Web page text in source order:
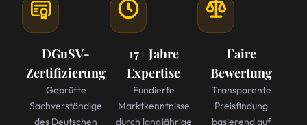
DGuSV-
Zertifizierung
Geprüfte
Sachverständige
des Deutschen
17+ Jahre
Expertise
Fundierte
Marktkenntnisse
durch langjährige
Faire
Bewertung
Transparente
Preisfindung
basierend auf